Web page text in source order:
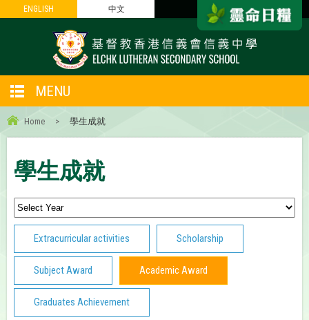
ENGLISH 中文
ENGLISH 中文
MENU
Home > 學生成就
學生成就
Extracurricular activities Scholarship
Subject Award Academic Award
Graduates Achievement